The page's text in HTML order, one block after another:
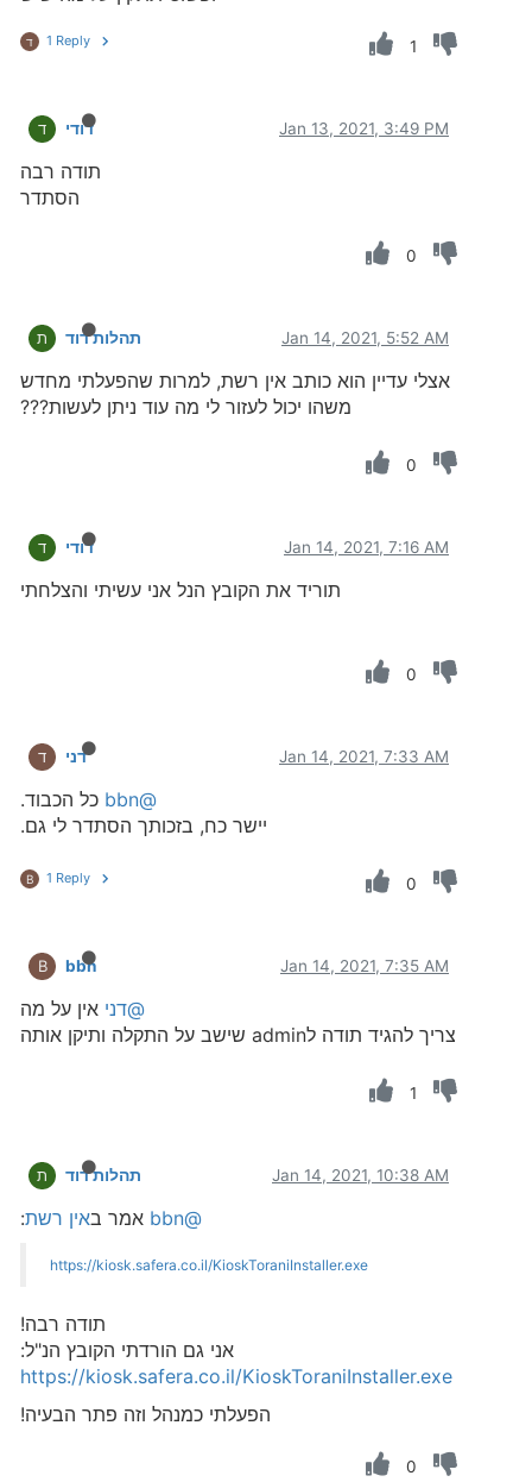
ד 1 Reply 1
ד דודי Jan 13, 2021, 3:49 PM
תודה רבה
הסתדר
0
ת תהלות דוד Jan 14, 2021, 5:52 AM
אצלי עדיין הוא כותב אין רשת, למרות שהפעלתי מחדש
משהו יכול לעזור לי מה עוד ניתן לעשות???
0
ד דודי Jan 14, 2021, 7:16 AM
תוריד את הקובץ הנל אני עשיתי והצלחתי
0
ד דני Jan 14, 2021, 7:33 AM
@bbn
כל הכבוד.
יישר כח, בזכותך הסתדר לי גם.
B 1 Reply 0
B bbn Jan 14, 2021, 7:35 AM
@דני אין על מה
צריך להגיד תודה לadmin שישב על התקלה ותיקן אותה
1
ת תהלות דוד Jan 14, 2021, 10:38 AM
@bbn אמר באין רשת:
https://kiosk.safera.co.il/KioskToraniInstaller.exe
תודה רבה!
אני גם הורדתי הקובץ הנ"ל:
https://kiosk.safera.co.il/KioskToraniInstaller.exe
הפעלתי כמנהל וזה פתר הבעיה!
0